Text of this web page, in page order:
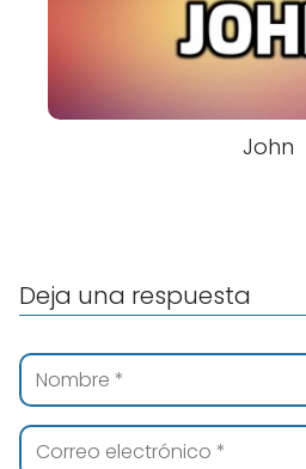
John
Deja una respuesta